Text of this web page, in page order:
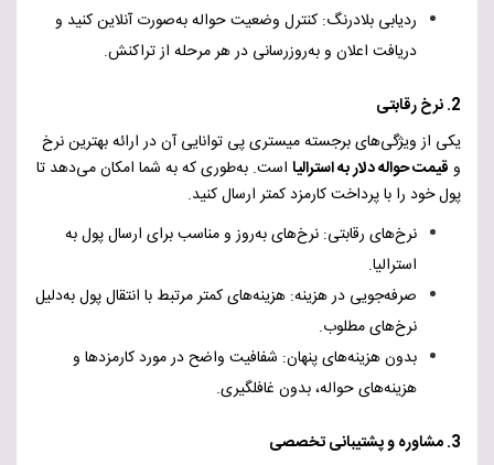
ردیابی بلادرنگ: کنترل وضعیت حواله به‌صورت آنلاین کنید و
دریافت اعلان و به‌روزرسانی در هر مرحله از تراکنش.
2. نرخ رقابتی
یکی از ویژگی‌های برجسته میستری پی توانایی آن در ارائه بهترین نرخ
و قیمت حواله دلار به استرالیا است. به‌طوری که به شما امکان می‌دهد تا
پول خود را با پرداخت کارمزد کمتر ارسال کنید.
نرخ‌های رقابتی: نرخ‌های به‌روز و مناسب برای ارسال پول به
استرالیا.
صرفه‌جویی در هزینه: هزینه‌های کمتر مرتبط با انتقال پول به‌دلیل
نرخ‌های مطلوب.
بدون هزینه‌های پنهان: شفافیت واضح در مورد کارمزدها و
هزینه‌های حواله، بدون غافلگیری.
3. مشاوره و پشتیبانی تخصصی